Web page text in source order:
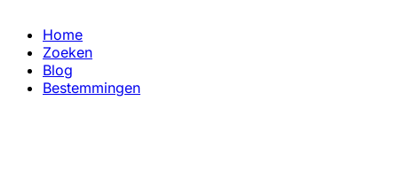
Home
Zoeken
Blog
Bestemmingen